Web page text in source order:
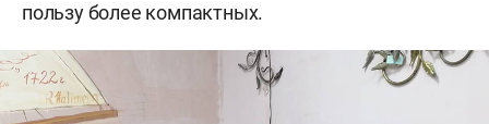
пользу более компактных.